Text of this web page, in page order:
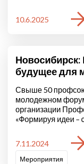
10.6.2025
будущее для
Свыше 50
молодежном
организации
«Формируя идеи –
7.11.2024
Мероприятия